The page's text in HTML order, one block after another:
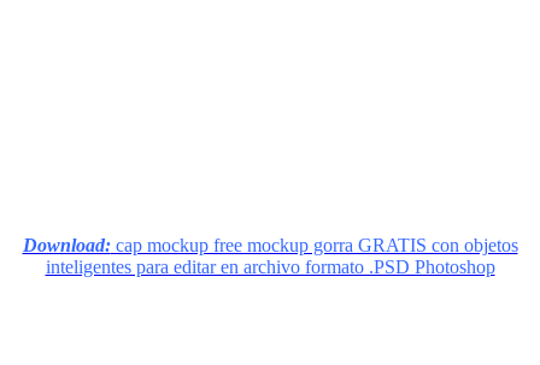
Download:cap mockup free mockup gorra GRATIS con objetos
inteligentes para editar en archivo formato .PSD Photoshop